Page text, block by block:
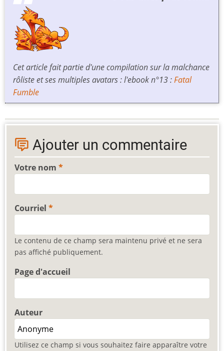
Cet article fait partie d'une compilation sur la malchance
rôliste et ses multiples avatars : l'ebook n°13 :Fatal
Fumble
Ajouter un commentaire
Votre nom
Courriel
Le contenu de ce champ sera maintenu privé et ne sera
pas affiché publiquement.
Page d'accueil
Auteur
Utilisez ce champ si vous souhaitez faire apparaître votre